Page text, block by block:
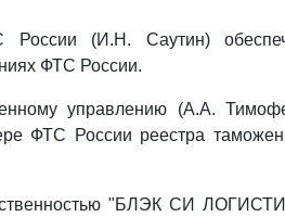
(И.Н. Саутин)
ФТС России.
управлению (А.А.
ФТС России реестра
"БЛЭК СИ